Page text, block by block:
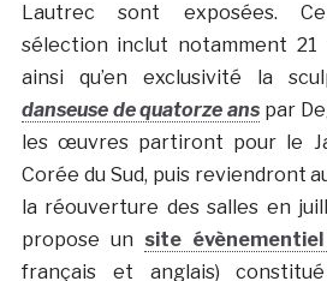
Lautrec sont exposées.
sélection inclut notamment 21
ainsi qu’en exclusivité la
danseuse de quatorze ans par
les œuvres partiront pour le
Corée du Sud, puis reviendront
la réouverture des salles en
propose un site
français et anglais)